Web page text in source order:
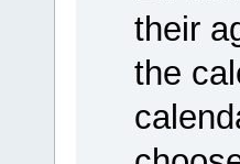
their
the